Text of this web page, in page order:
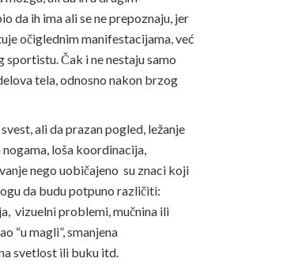
da ih ima ali se ne prepoznaju, jer
očiglednim manifestacijama, već
sportistu. Čak i ne nestaju samo
tela, odnosno nakon brzog
ali da prazan pogled, ležanje
loša koordinacija,
nego uobičajeno su znaci koji
da budu potpuno različiti:
vizuelni problemi, mučnina ili
“u magli”, smanjena
svetlost ili buku itd.